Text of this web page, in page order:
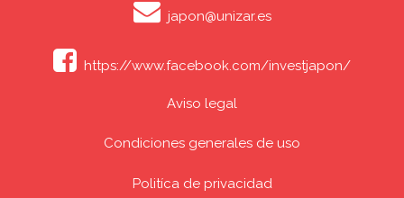
japon@unizar.es
https://www.facebook.com/investjapon/
Aviso legal
Condiciones generales de uso
Politíca de privacidad